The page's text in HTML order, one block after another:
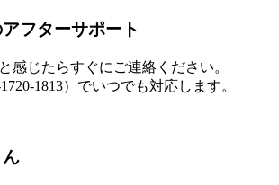
フターサポート
感じたらすぐにご連絡ください。
1813）でいつでも対応します。